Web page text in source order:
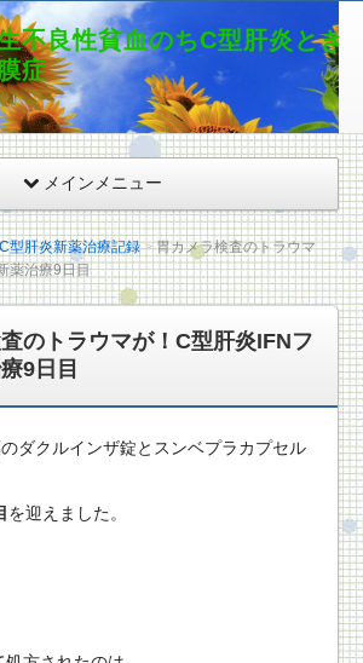
不良性貧血のちC型肝炎とき
症
メインメニュー
C型肝炎新薬治療記録
胃カメラ検査のトラウマ
薬治療9日目
のトラウマが！C型肝炎IFNフ
9日目
ダクルインザ錠とスンベプラカプセル
を迎えました。